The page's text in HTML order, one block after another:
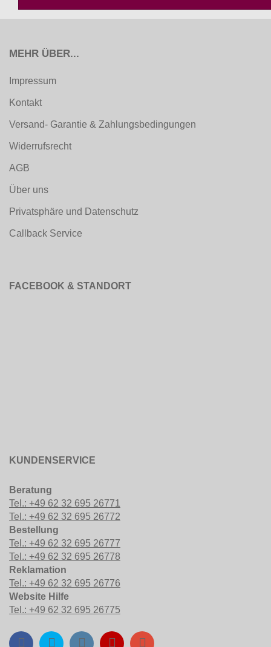
MEHR ÜBER...
Impressum
Kontakt
Versand- Garantie & Zahlungsbedingungen
Widerrufsrecht
AGB
Über uns
Privatsphäre und Datenschutz
Callback Service
FACEBOOK & STANDORT
KUNDENSERVICE
Beratung
Tel.: +49 62 32 695 26771
Tel.: +49 62 32 695 26772
Bestellung
Tel.: +49 62 32 695 26777
Tel.: +49 62 32 695 26778
Reklamation
Tel.: +49 62 32 695 26776
Website Hilfe
Tel.: +49 62 32 695 26775